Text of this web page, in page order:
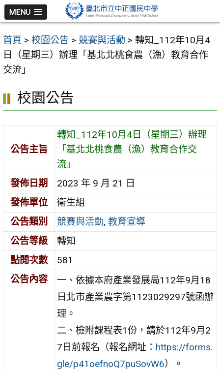
跳
至
主
要
內
區
MENU
首頁 > 校園公告 > 競賽與活動 > 轉知_112年10月4
日（星期三）辦理「基北北桃食農（漁）教育合作
交流」
校園公告
公告主旨
轉知_112年10月4日（星期三）辦理
「基北北桃食農（漁）教育合作交
流」
發佈日期
2023 年 9 月 21 日
發佈單位
衛生組
公告類別
競賽與活動,教育宣導
公告等級
轉知
點閱次數
581
公告內容
一、依據本府產業發展局112年9月18
日北市產業農字第1123029297號函辦
理。
二、檢附課程表1份，請於112年9月2
7日前報名（報名網址： https://forms.
gle/p41oefnoQ7puSovW6）。